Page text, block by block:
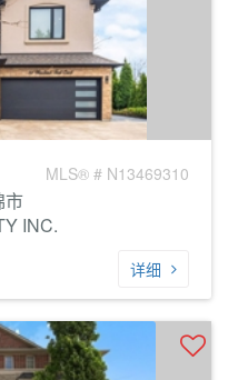
MLS® # N13469310
市
INC.
详细